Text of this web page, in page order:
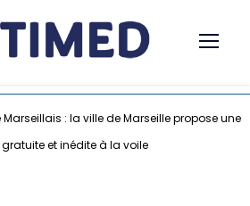
Marseillais : la ville de Marseille propose une
et inédite à la voile